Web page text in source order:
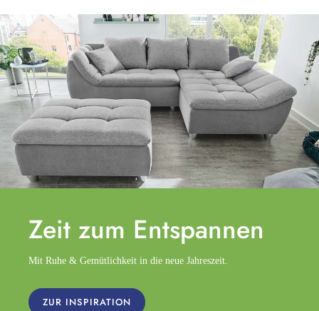
Zeit zum Entspannen
Mit Ruhe & Gemütlichkeit in die neue Jahreszeit.
ZUR INSPIRATION